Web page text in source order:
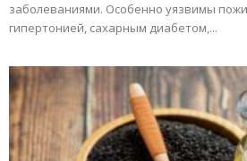
заболеваниями. Особенно уязвимы
гипертонией, сахарным диабетом,...